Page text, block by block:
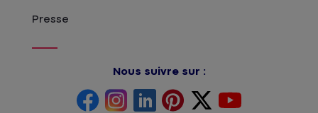
Presse
Nous suivre sur :